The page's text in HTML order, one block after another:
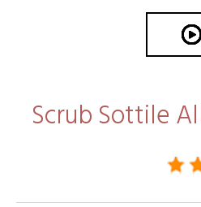
Scrub Sottile